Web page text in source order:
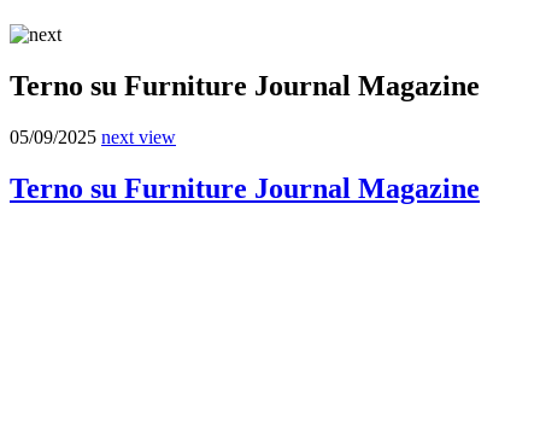
Terno su Furniture Journal Magazine
05/09/2025 next view
Terno su Furniture Journal Magazine